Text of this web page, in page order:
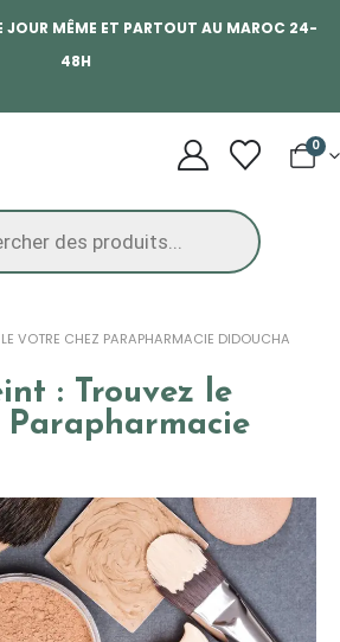
JOUR MÊME ET PARTOUT AU MAROC 24-
48H
0
VOTRE CHEZ PARAPHARMACIE DIDOUCHA
: Trouvez le
Parapharmacie